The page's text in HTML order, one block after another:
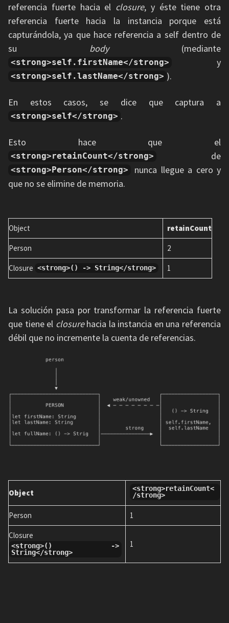
referencia fuerte hacia el closure, y éste tiene otra
referencia fuerte hacia la instancia porque está
capturándola, ya que hace referencia a self dentro de
su body(mediante
<strong>self.firstName</strong> y
<strong>self.lastName</strong> ).
En estos casos, se dice que captura a
<strong>self</strong> .
Esto hace que el
<strong>retainCount</strong> de
<strong>Person</strong>
nunca llegue a cero y
que no se elimine de memoria.
Object retainCount
Person 2
Closure <strong>() -> String</strong> 1
La solución pasa por transformar la referencia fuerte
que tiene el closurehacia la instancia en una referencia
débil que no incremente la cuenta de referencias.
Object
<strong>retainCount<
/strong>
Person 1
Closure
<strong>() ->
String</strong>
1